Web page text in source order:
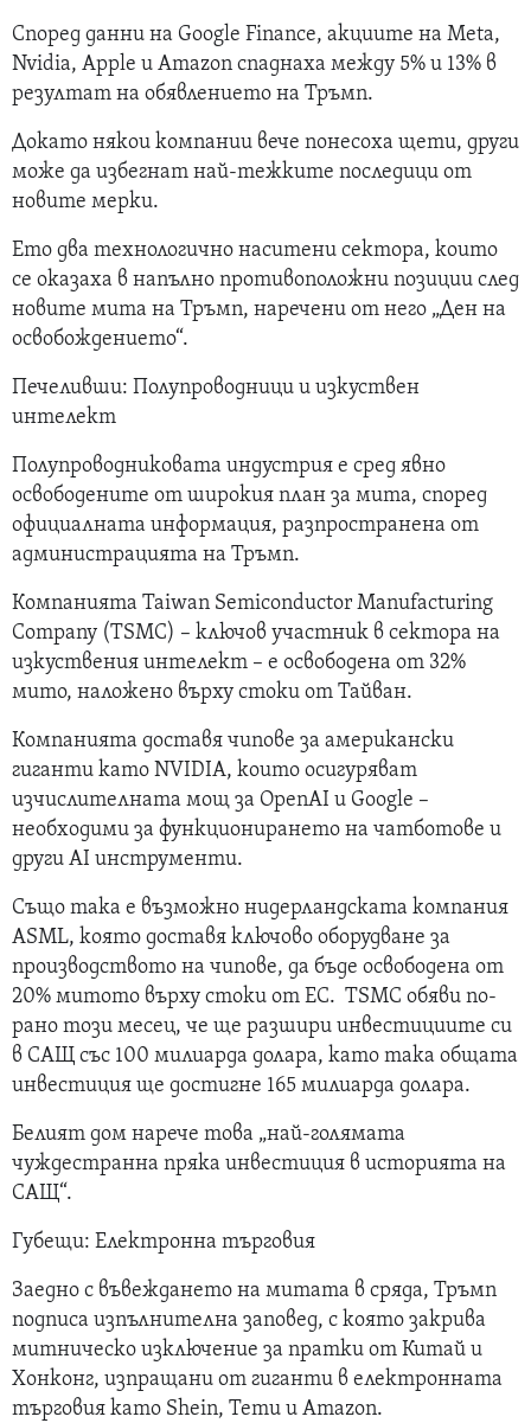
Според данни на Google Finance, акциите на Meta,
Nvidia, Apple и Amazon спаднаха между 5% и 13% в
резултат на обявлението на Тръмп.
Докато някои компании вече понесоха щети, други
може да избегнат най-тежките последици от
новите мерки.
Ето два технологично наситени сектора, които
се оказаха в напълно противоположни позиции след
новите мита на Тръмп, наречени от него „Ден на
освобождението“.
Печеливши: Полупроводници и изкуствен
интелект
Полупроводниковата индустрия е сред явно
освободените от широкия план за мита, според
официалната информация, разпространена от
администрацията на Тръмп.
Компанията Taiwan Semiconductor Manufacturing
Company (TSMC) – ключов участник в сектора на
изкуствения интелект – е освободена от 32%
мито, наложено върху стоки от Тайван.
Компанията доставя чипове за американски
гиганти като NVIDIA, които осигуряват
изчислителната мощ за OpenAI и Google –
необходими за функционирането на чатботове и
други AI инструменти.
Също така е възможно нидерландската компания
ASML, която доставя ключово оборудване за
производството на чипове, да бъде освободена от
20% митото върху стоки от ЕС. TSMC обяви по-
рано този месец, че ще разшири инвестициите си
в САЩ със 100 милиарда долара, като така общата
инвестиция ще достигне 165 милиарда долара.
Белият дом нарече това „най-голямата
чуждестранна пряка инвестиция в историята на
САЩ“.
Губещи: Електронна търговия
Заедно с въвеждането на митата в сряда, Тръмп
подписа изпълнителна заповед, с която закрива
митническо изключение за пратки от Китай и
Хонконг, изпращани от гиганти в електронната
търговия като Shein, Temu и Amazon.